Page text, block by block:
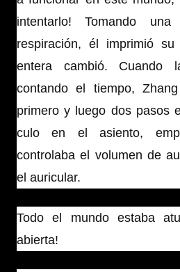
intentarlo! Tomando
respiración, él imprimió
entera cambió. Cuando
contando el tiempo,
primero y luego dos pasos
culo en el asiento,
controlaba el volumen de
el auricular.
Todo el mundo estaba
abierta!